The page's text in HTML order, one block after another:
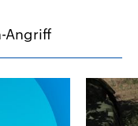
Angriff